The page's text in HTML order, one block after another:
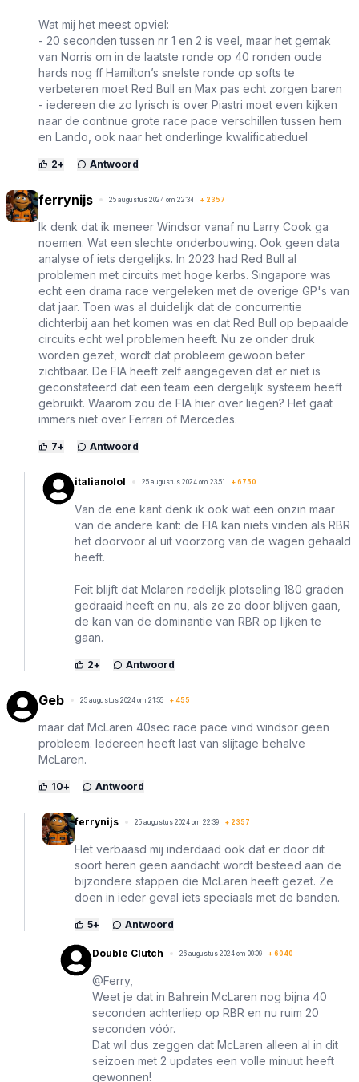
Wat mij het meest opviel:
- 20 seconden tussen nr 1 en 2 is veel, maar het gemak
van Norris om in de laatste ronde op 40 ronden oude
hards nog ff Hamilton’s snelste ronde op softs te
verbeteren moet Red Bull en Max pas echt zorgen baren
- iedereen die zo lyrisch is over Piastri moet even kijken
naar de continue grote race pace verschillen tussen hem
en Lando, ook naar het onderlinge kwalificatieduel
2+ Antwoord
ferrynijs 25 augustus 2024 om 22:34 + 2357
Ik denk dat ik meneer Windsor vanaf nu Larry Cook ga
noemen. Wat een slechte onderbouwing. Ook geen data
analyse of iets dergelijks. In 2023 had Red Bull al
problemen met circuits met hoge kerbs. Singapore was
echt een drama race vergeleken met de overige GP's van
dat jaar. Toen was al duidelijk dat de concurrentie
dichterbij aan het komen was en dat Red Bull op bepaalde
circuits echt wel problemen heeft. Nu ze onder druk
worden gezet, wordt dat probleem gewoon beter
zichtbaar. De FIA heeft zelf aangegeven dat er niet is
geconstateerd dat een team een dergelijk systeem heeft
gebruikt. Waarom zou de FIA hier over liegen? Het gaat
immers niet over Ferrari of Mercedes.
7+ Antwoord
italianolol 25 augustus 2024 om 23:51 + 6750
Van de ene kant denk ik ook wat een onzin maar
van de andere kant: de FIA kan niets vinden als RBR
het doorvoor al uit voorzorg van de wagen gehaald
heeft.
Feit blijft dat Mclaren redelijk plotseling 180 graden
gedraaid heeft en nu, als ze zo door blijven gaan,
de kan van de dominantie van RBR op lijken te
gaan.
2+ Antwoord
Geb 25 augustus 2024 om 21:55 + 455
maar dat McLaren 40sec race pace vind windsor geen
probleem. Iedereen heeft last van slijtage behalve
McLaren.
10+ Antwoord
ferrynijs 25 augustus 2024 om 22:39 + 2357
Het verbaasd mij inderdaad ook dat er door dit
soort heren geen aandacht wordt besteed aan de
bijzondere stappen die McLaren heeft gezet. Ze
doen in ieder geval iets speciaals met de banden.
5+ Antwoord
Double Clutch 26 augustus 2024 om 00:09 + 6040
@Ferry,
Weet je dat in Bahrein McLaren nog bijna 40
seconden achterliep op RBR en nu ruim 20
seconden vóór.
Dat wil dus zeggen dat McLaren alleen al in dit
seizoen met 2 updates een volle minuut heeft
gewonnen!